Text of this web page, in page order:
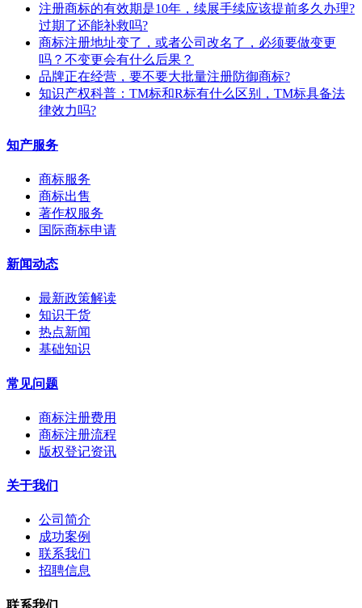
注册商标的有效期是10年，续展手续应该提前多久办理?
过期了还能补救吗?
商标注册地址变了，或者公司改名了，必须要做变更
吗？不变更会有什么后果？
​品牌正在经营，要不要大批量注册防御商标?
知识产权科普：TM标和R标有什么区别，TM标具备法
律效力吗?
知产服务
商标服务
商标出售
著作权服务
国际商标申请
新闻动态
最新政策解读
知识干货
热点新闻
基础知识
常见问题
商标注册费用
商标注册流程
版权登记资讯
关于我们
公司简介
成功案例
联系我们
招聘信息
联系我们